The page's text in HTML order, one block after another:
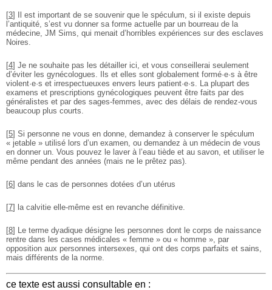
[3]
Il est important de se souvenir que le spéculum, si il existe depuis
l’antiquité, s’est vu donner sa forme actuelle par un bourreau de la
médecine, JM Sims, qui menait d’horribles expériences sur des esclaves
Noires.
[4] Je ne souhaite pas les détailler ici, et vous conseillerai seulement
d’éviter les gynécologues. Ils et elles sont globalement formé·e·s à être
violent·e·s et irrespectueuxes envers leurs patient·e·s. La plupart des
examens et prescriptions gynécologiques peuvent être faits par des
généralistes et par des sages-femmes, avec des délais de rendez-vous
beaucoup plus courts.
[5] Si personne ne vous en donne, demandez à conserver le spéculum
« jetable » utilisé lors d’un examen, ou demandez à un médecin de vous
en donner un. Vous pouvez le laver à l’eau tiède et au savon, et utiliser le
même pendant des années (mais ne le prêtez pas).
[6] dans le cas de personnes dotées d’un utérus
[7] la calvitie elle-même est en revanche définitive.
[8] Le terme dyadique désigne les personnes dont le corps de naissance
rentre dans les cases médicales « femme » ou « homme », par
opposition aux personnes intersexes, qui ont des corps parfaits et sains,
mais différents de la norme.
ce texte est aussi consultable en :